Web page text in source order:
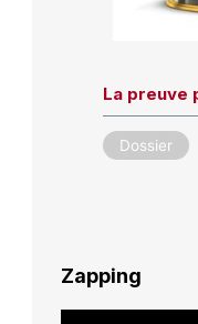
La preuve
Dossier
Zapping